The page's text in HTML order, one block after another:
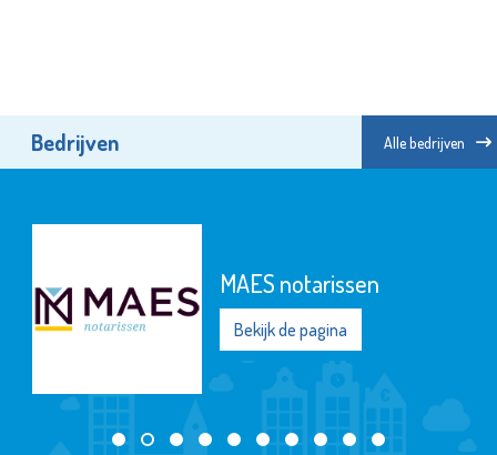
Bedrijven Alle bedrijven
St.-Jozefmavo
Bekijk de pagina